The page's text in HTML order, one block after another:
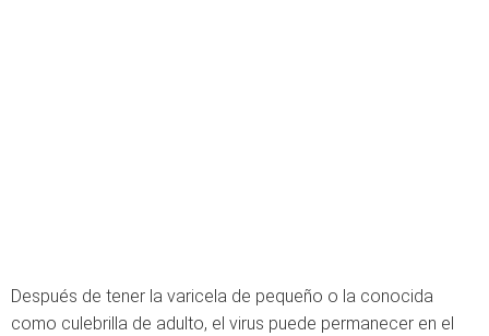
Después de tener la varicela de pequeño o la conocida
como culebrilla de adulto, el virus puede permanecer en el